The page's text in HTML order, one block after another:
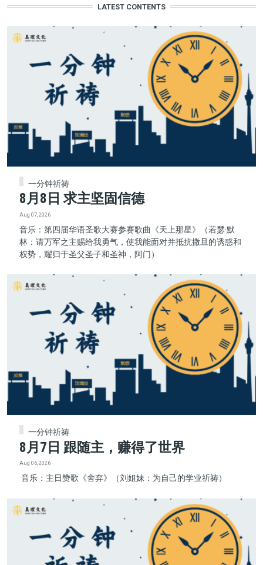
LATEST CONTENTS
一分钟祈祷
8月8日 求主坚固信德
Aug 07, 2026
音乐：第四届华语圣歌大赛参赛歌曲《天上那星》（若瑟·默
林：请万军之主赐给我勇气，使我能面对并抵抗撒旦的诱惑和
权势，耀归于圣父圣子和圣神，阿门）
一分钟祈祷
8月7日 跟随主，赚得了世界
Aug 06, 2026
音乐：主日赞歌《舍弃》（刘姐妹：为自己的学业祈祷）